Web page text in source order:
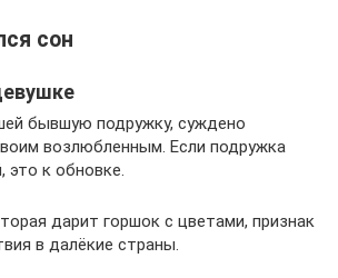
сон
бывшую подружку, суждено
возлюбленным. Если подружка
это к обновке.
дарит горшок с цветами, признак
в далёкие страны.